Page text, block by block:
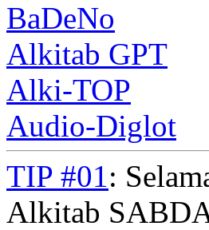
BaDeNo
Alkitab GPT
Alki-TOP
Audio-Diglot
TIP #01:
Alkitab